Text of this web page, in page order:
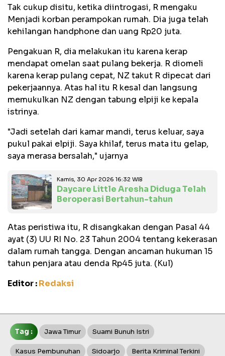
Tak cukup disitu, ketika diintrogasi, R mengaku
Menjadi korban perampokan rumah. Dia juga telah
kehilangan handphone dan uang Rp20 juta.
Pengakuan R, dia melakukan itu karena kerap
mendapat omelan saat pulang bekerja. R diomeli
karena kerap pulang cepat, NZ takut R dipecat dari
pekerjaannya. Atas hal itu R kesal dan langsung
memukulkan NZ dengan tabung elpiji ke kepala
istrinya.
"Jadi setelah dari kamar mandi, terus keluar, saya
pukul pakai elpiji. Saya khilaf, terus mata itu gelap,
saya merasa bersalah," ujarnya
Kamis, 30 Apr 2026 16:32 WIB
Daycare Little Aresha Diduga Telah
Beroperasi Bertahun-tahun
Atas peristiwa itu, R disangkakan dengan Pasal 44
ayat (3) UU RI No. 23 Tahun 2004 tentang kekerasan
dalam rumah tangga. Dengan ancaman hukuman 15
tahun penjara atau denda Rp45 juta. (Kul)
Editor :Redaksi
Tag : Jawa Timur Suami Bunuh Istri
Kasus Pembunuhan Sidoarjo Berita Kriminal Terkini